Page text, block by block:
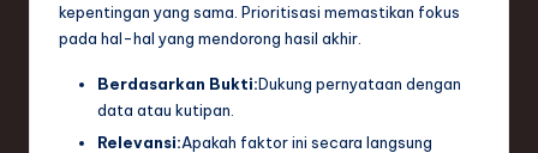
kepentingan yang sama. Prioritisasi memastikan fokus
pada hal-hal yang mendorong hasil akhir.
Berdasarkan Bukti:Dukung pernyataan dengan
data atau kutipan.
Relevansi:Apakah faktor ini secara langsung